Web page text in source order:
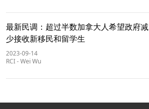
最新民调：超过半数加拿大人希望政府减
少接收新移民和留学生
2023-09-14
RCI-Wei Wu